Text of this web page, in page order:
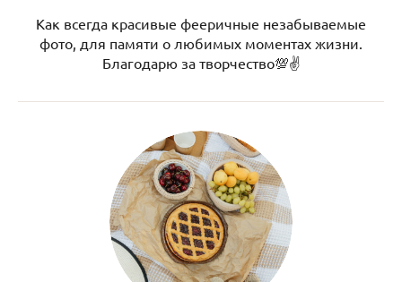
Как всегда красивые фееричные незабываемые
фото, для памяти о любимых моментах жизни.
Благодарю за творчество💯✌️